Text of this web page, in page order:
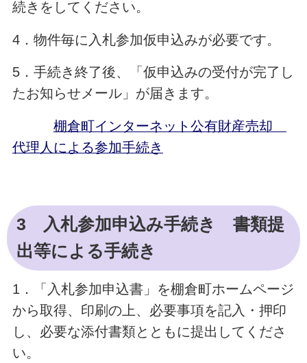
続きをしてください。
4．物件毎に入札参加仮申込みが必要です。
5．手続き終了後、「仮申込みの受付が完了し
たお知らせメール」が届きます。
棚倉町インターネット公有財産売却
代理人による参加手続き
3 入札参加申込み手続き 書類提
出等による手続き
1．「入札参加申込書」を棚倉町ホームページ
から取得、印刷の上、必要事項を記入・押印
し、必要な添付書類とともに提出してくださ
い。